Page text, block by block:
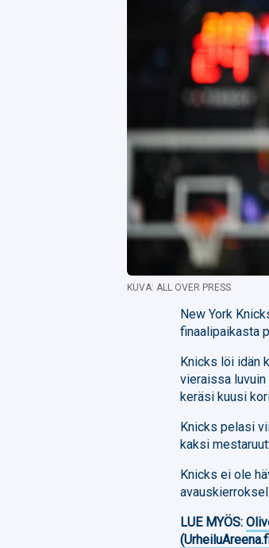
KUVA: ALL OVER PRESS
New York
finaalipaikasta
Knicks löi idän
vieraissa
keräsi kuusi
Knicks pelasi
kaksi
Knicks ei ole
LUE MYÖS: